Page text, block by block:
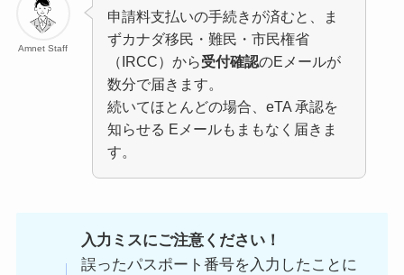
Amnet Staff
申請料支払いの手続きが済むと、ま
ずカナダ移民・難民・市民権省
（IRCC）から受付確認のEメールが
数分で届きます。
続いてほとんどの場合、eTA 承認を
知らせる Eメールもまもなく届きま
す。
入力ミスにご注意ください！
誤ったパスポート番号を入力したことに